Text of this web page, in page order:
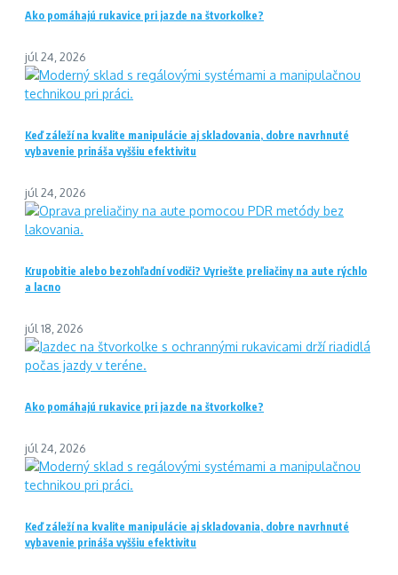
Ako pomáhajú rukavice pri jazde na štvorkolke?
júl 24, 2026
Keď záleží na kvalite manipulácie aj skladovania, dobre navrhnuté
vybavenie prináša vyššiu efektivitu
júl 24, 2026
Krupobitie alebo bezohľadní vodiči? Vyriešte preliačiny na aute rýchlo
a lacno
júl 18, 2026
Ako pomáhajú rukavice pri jazde na štvorkolke?
júl 24, 2026
Keď záleží na kvalite manipulácie aj skladovania, dobre navrhnuté
vybavenie prináša vyššiu efektivitu